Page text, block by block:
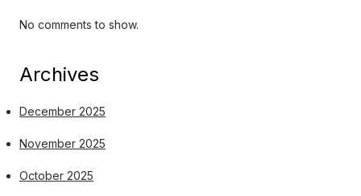
No comments to show.
Archives
December 2025
November 2025
October 2025